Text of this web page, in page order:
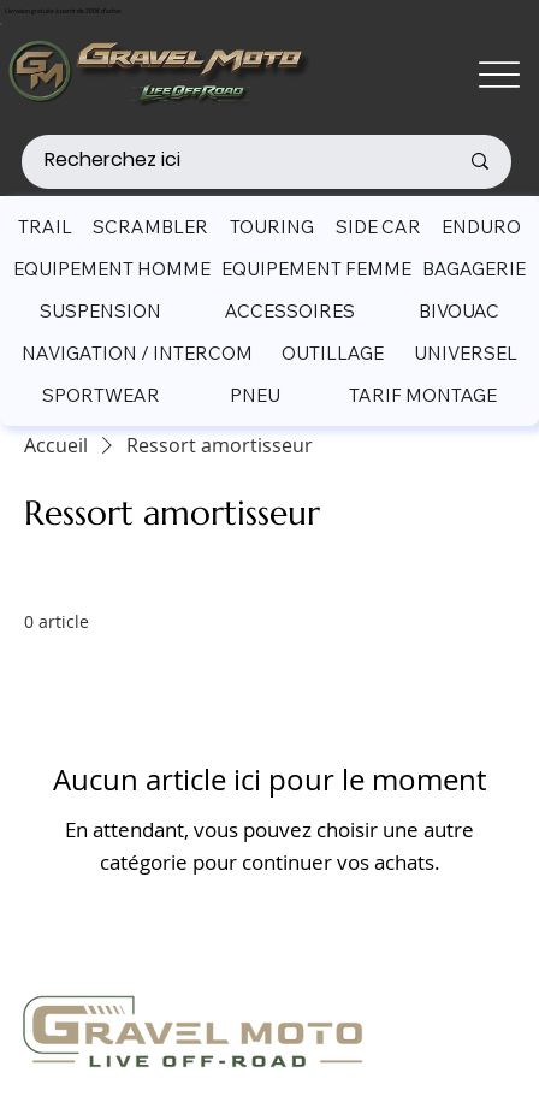
Livraison gratuite à partir de 200€ d'achat
Accueil Ressort amortisseur
Ressort amortisseur
0 article
Aucun article ici pour le moment
En attendant, vous pouvez choisir une autre
catégorie pour continuer vos achats.
TRAIL SCRAMBLER TOURING SIDE CAR
ENDURO
EQUIPEMENT HOMME EQUIPEMENT FEMME BAGAGERIE
SUSPENSION
ACCESSOIRES
BIVOUAC
NAVIGATION / INTERCOM
OUTILLAGE
UNIVERSEL
SPORTWEAR
PNEU TARIF MONTAGE